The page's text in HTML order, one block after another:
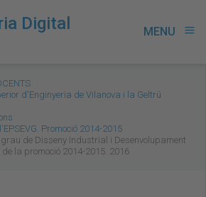
Digital
MENU menu
d'Enginyeria de Vilanova i la Geltrú
Promoció 2014-2015
de Disseny Industrial i Desenvolupament
de la promoció 2014-2015. 2016